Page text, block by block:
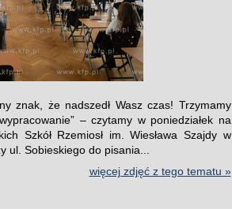
znak, że nadszedł Wasz czas! Trzymamy
– czytamy w poniedziałek na
Szkół Rzemiosł im. Wiesława Szajdy w
ul. Sobieskiego do pisania...
więcej zdjęć z tego tematu »